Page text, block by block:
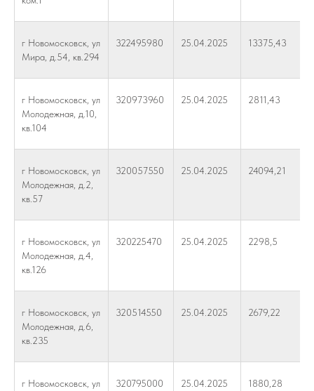
г Новомосковск, ул
Мира, д.54, кв.294
322495980 25.04.2025 13375,43
г Новомосковск, ул
Молодежная, д.10,
кв.104
320973960 25.04.2025 2811,43
г Новомосковск, ул
Молодежная, д.2,
кв.57
320057550 25.04.2025 24094,21
г Новомосковск, ул
Молодежная, д.4,
кв.126
320225470 25.04.2025 2298,5
г Новомосковск, ул
Молодежная, д.6,
кв.235
320514550 25.04.2025 2679,22
г Новомосковск, ул
320795000 25.04.2025 1880,28